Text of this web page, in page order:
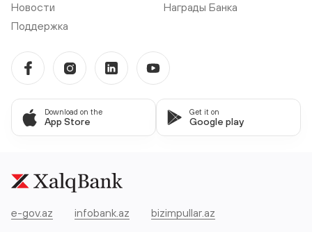
Новости
Награды Банка
Поддержка
Download on the
App Store
Get it on
Google play
e-gov.az infobank.az bizimpullar.az